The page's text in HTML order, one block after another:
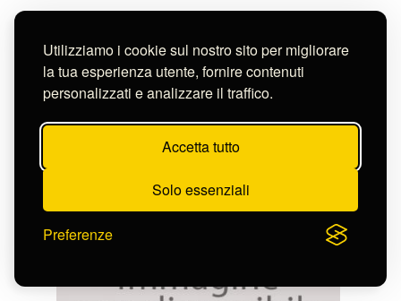
Utilizziamo i cookie sul nostro sito per migliorare
la tua esperienza utente, fornire contenuti
personalizzati e analizzare il traffico.
Accetta tutto
Solo essenziali
Preferenze